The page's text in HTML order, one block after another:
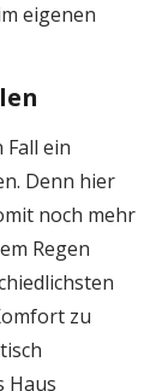
eigenen
ein
Denn hier
noch mehr
Regen
zu
Haus